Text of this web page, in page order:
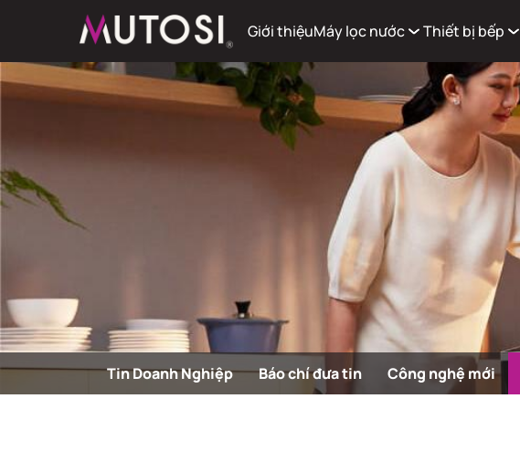
Giới thiệuMáy lọc nước Thiết bị bếp
Tin Doanh Nghiệp Báo chí đưa tin Công nghệ mới